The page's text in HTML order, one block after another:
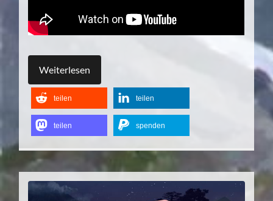
Weiterlesen
teilen teilen
teilen spenden